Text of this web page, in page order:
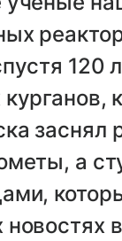
120
курганов,
а